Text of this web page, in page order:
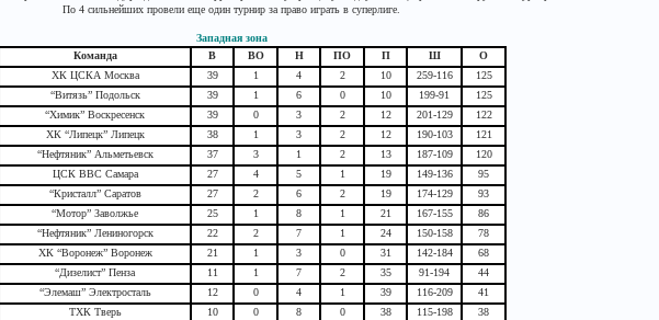
По 4 сильнейших провели еще один турнир за право играть в суперлиге.
Западная зона
Команда В ВО Н ПО П Ш
О
ХК ЦСКА Москва 39 1 4 2 10 259-116
125
“Витязь” Подольск 39 1 6 0 10 199-91
125
“Химик” Воскресенск 39 0 3 2 12 201-129
122
ХК “Липецк” Липецк 38 1 3 2 12 190-103
121
“Нефтяник” Альметьевск 37 3 1 2 13 187-109
120
ЦСК ВВС Самара 27 4 5 1 19 149-136
95
“Кристалл” Саратов 27 2 6 2 19 174-129
93
“Мотор” Заволжье 25 1 8 1 21 167-155
86
“Нефтяник” Лениногорск 22 2 7 1 24 150-158
78
ХК “Воронеж” Воронеж 21 1 3 0 31 142-184
68
“Дизелист” Пенза 11 1 7 2 35 91-194
44
“Элемаш” Электросталь 12 0 4 1 39 116-209
41
ТХК Тверь 10 0 8 0 38 115-198
38